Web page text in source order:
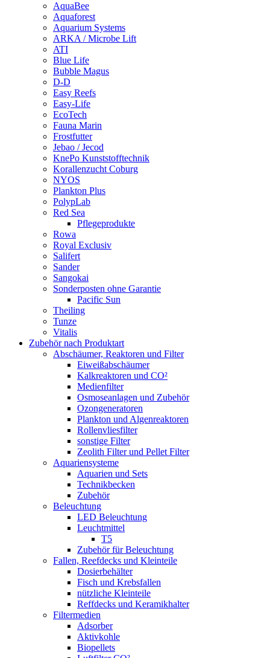
AquaBee
Aquaforest
Aquarium Systems
ARKA / Microbe Lift
ATI
Blue Life
Bubble Magus
D-D
Easy Reefs
Easy-Life
EcoTech
Fauna Marin
Frostfutter
Jebao / Jecod
KnePo Kunststofftechnik
Korallenzucht Coburg
NYOS
Plankton Plus
PolypLab
Red Sea
Pflegeprodukte
Rowa
Royal Exclusiv
Salifert
Sander
Sangokai
Sonderposten ohne Garantie
Pacific Sun
Theiling
Tunze
Vitalis
Zubehör nach Produktart
Abschäumer, Reaktoren und Filter
Eiweißabschäumer
Kalkreaktoren und CO²
Medienfilter
Osmoseanlagen und Zubehör
Ozongeneratoren
Plankton und Algenreaktoren
Rollenvliesfilter
sonstige Filter
Zeolith Filter und Pellet Filter
Aquariensysteme
Aquarien und Sets
Technikbecken
Zubehör
Beleuchtung
LED Beleuchtung
Leuchtmittel
T5
Zubehör für Beleuchtung
Fallen, Reefdecks und Kleinteile
Dosierbehälter
Fisch und Krebsfallen
nützliche Kleinteile
Reffdecks und Keramikhalter
Filtermedien
Adsorber
Aktivkohle
Biopellets